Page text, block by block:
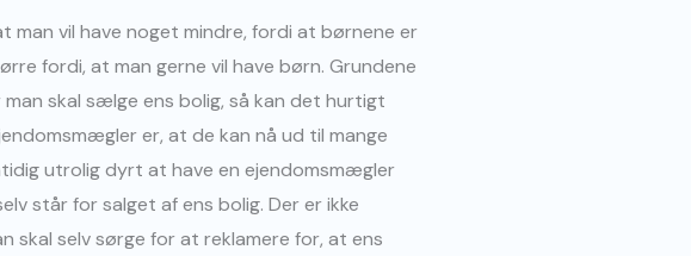
man vil have noget mindre, fordi at børnene er
fordi, at man gerne vil have børn. Grundene
skal sælge ens bolig, så kan det hurtigt
er, at de kan nå ud til mange
utrolig dyrt at have en ejendomsmægler
står for salget af ens bolig. Der er ikke
skal selv sørge for at reklamere for, at ens